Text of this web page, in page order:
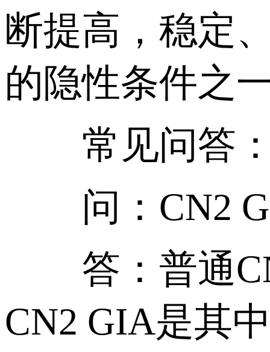
断提高，稳定
的隐性条件之
常见问答
问：CN2
答：普通
CN2 GIA是其